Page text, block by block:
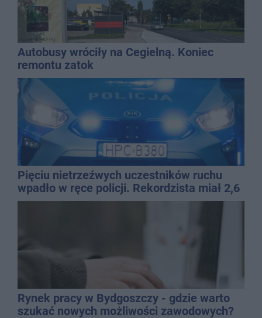
Autobusy wróciły na Cegielną. Koniec
remontu zatok
Pięciu nietrzeźwych uczestników ruchu
wpadło w ręce policji. Rekordzista miał 2,6
promila
Rynek pracy w Bydgoszczy - gdzie warto
szukać nowych możliwości zawodowych?